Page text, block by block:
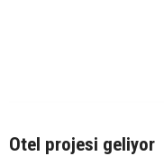
Otel projesi geliyor